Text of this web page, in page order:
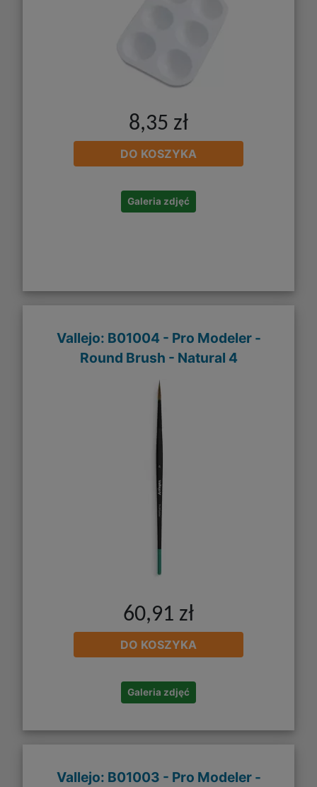
8,35 zł
DO KOSZYKA
Galeria zdjęć
Vallejo: B01004 - Pro Modeler -
Round Brush - Natural 4
60,91 zł
DO KOSZYKA
Galeria zdjęć
Vallejo: B01003 - Pro Modeler -